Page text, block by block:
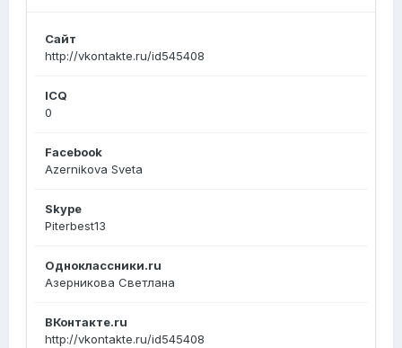
Сайт
http://vkontakte.ru/id545408
ICQ
0
Facebook
Azernikova Sveta
Skype
Piterbest13
Одноклассники.ru
Азерникова Светлана
ВКонтакте.ru
http://vkontakte.ru/id545408